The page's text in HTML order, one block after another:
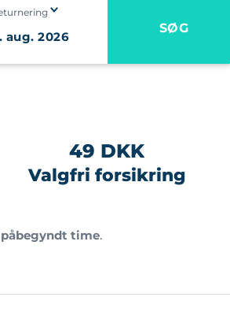
SØG
49 DKK
Valgfri forsikring
påbegyndt time.